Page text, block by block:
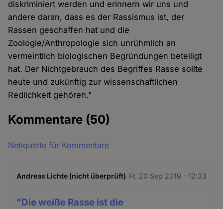
diskriminiert werden und erinnern wir uns und
andere daran, dass es der Rassismus ist, der
Rassen geschaffen hat und die
Zoologie/Anthropologie sich unrühmlich an
vermeintlich biologischen Begründungen beteiligt
hat. Der Nichtgebrauch des Begriffes Rasse sollte
heute und zukünftig zur wissenschaftlichen
Redlichkeit gehören."
Kommentare (50)
Netiquette für Kommentare
Andreas Lichte (nicht überprüft) Fr. 20 Sep 2019 - 12:33
"Die weiße Rasse ist die